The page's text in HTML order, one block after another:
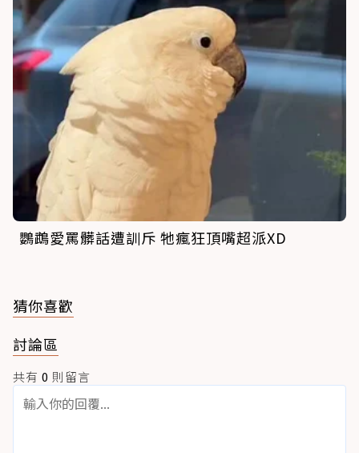
鸚鵡愛罵髒話遭訓斥 牠瘋狂頂嘴超派XD
猜你喜歡
討論區
共有 0 則留言